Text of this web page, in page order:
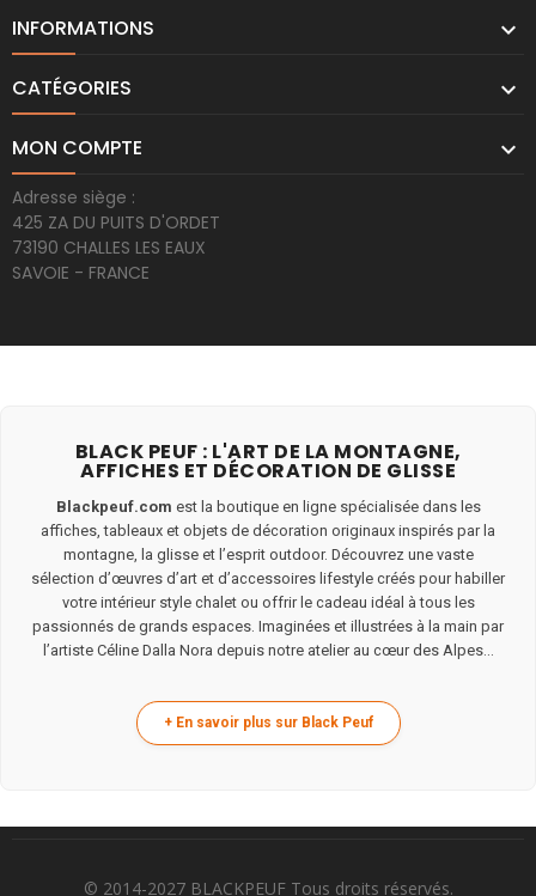
INFORMATIONS 
CATÉGORIES 
MON COMPTE 
Adresse siège :
425 ZA DU PUITS D'ORDET
73190 CHALLES LES EAUX
SAVOIE - FRANCE
BLACK PEUF : L'ART DE LA MONTAGNE,
AFFICHES ET DÉCORATION DE GLISSE
Blackpeuf.com est la boutique en ligne spécialisée dans les
affiches, tableaux et objets de décoration originaux inspirés par la
montagne, la glisse et l’esprit outdoor. Découvrez une vaste
sélection d’œuvres d’art et d’accessoires lifestyle créés pour habiller
votre intérieur style chalet ou offrir le cadeau idéal à tous les
passionnés de grands espaces. Imaginées et illustrées à la main par
l’artiste Céline Dalla Nora depuis notre atelier au cœur des Alpes...
© 2014-2027 BLACKPEUF Tous droits réservés.